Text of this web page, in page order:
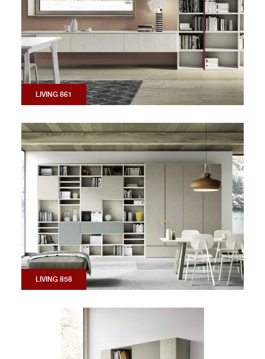
LIVING 861
LIVING 858